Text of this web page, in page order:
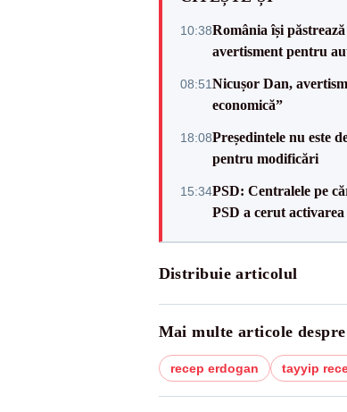
10:38România își
avertisment pentru
08:51Nicușor Dan,
economică”
18:08Președintele nu este
pentru modificări
15:34PSD: Centralele pe
PSD a cerut
Distribuie articolul
Mai multe articole despre
recep erdogan tayyip